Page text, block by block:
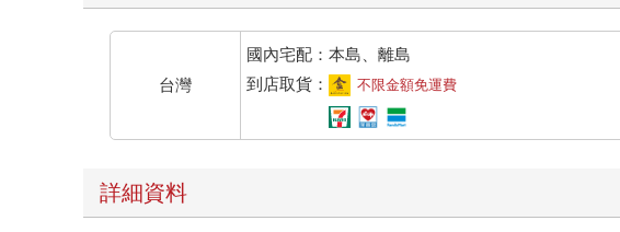
倉庫前，竹子搭成的曬網場和胡亂掛在上面的漁網，恰好構成那片
靜的日光中有微風的呼吸，漆成天藍色的倉庫大門，各棟倉庫之間夏
斷片，生鏽的鐵絲，養魚槽的蓋子，小梯子等等。
那裡安靜得可怕，站著俯瞰海面，只見流雲和青山的倒影悠然映現，
優子走在地面晾曬的漁網上，看到耀眼反光的水泥地上點點血跡，不
「在那邊就好。」
年輕的幸二擺出主人的架勢指揮，叫逸平和優子並肩站在第一倉庫前
台灣
國內宅配：本島、離島
到店取貨：
不限金額免運費
詳細資料